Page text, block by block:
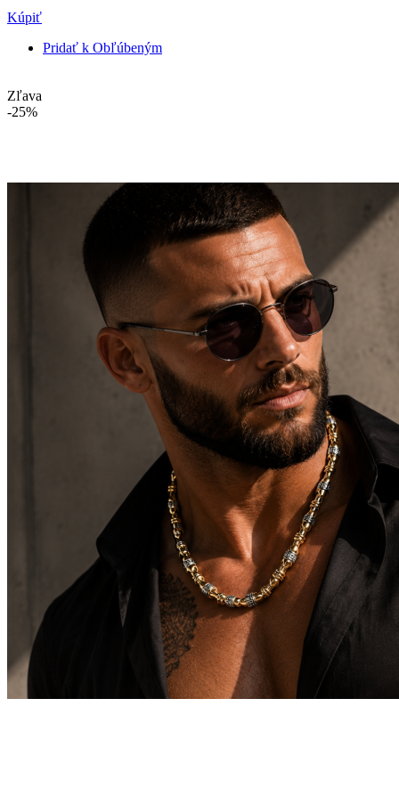
Kúpiť
Pridať k Obľúbeným
Zľava
-25%